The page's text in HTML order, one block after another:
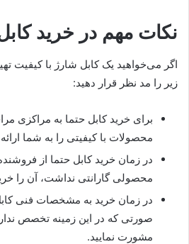
نکات مهم در خرید
اگر می‌خواهید یک کابل شارژ با کیفیت
زیر را مد نظر قرار دهید:
برای خرید کابل حتما به مراکزی
محصولات با کیفیتی را به شما
در زمان خرید کابل حتما از
محصولی گارانتی نداشت، آن را
در زمان خرید به مشخصات فنی
صورتی که در این زمینه تخصص
مشورت نمایید.